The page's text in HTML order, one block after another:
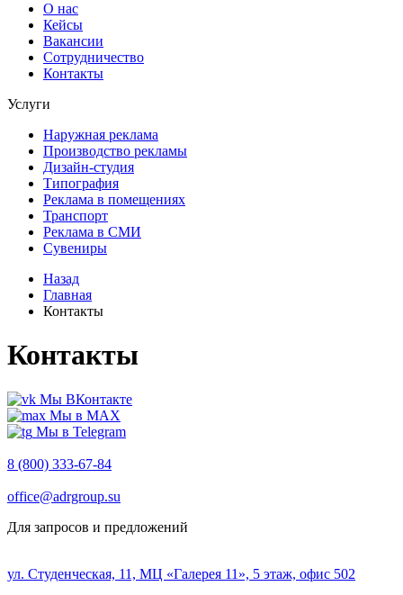
О нас
Кейсы
Вакансии
Сотрудничество
Контакты
Услуги
Наружная реклама
Производство рекламы
Дизайн-студия
Типография
Реклама в помещениях
Транспорт
Реклама в СМИ
Сувениры
Назад
Главная
Контакты
Контакты
Мы ВКонтакте
Мы в MAX
Мы в Telegram
8 (800) 333-67-84
office@adrgroup.su
Для запросов и предложений
ул. Студенческая, 11, МЦ «Галерея 11», 5 этаж, офис 502